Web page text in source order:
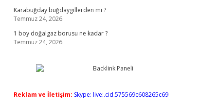
Karabuğday buğdaygillerden mi ?
Temmuz 24, 2026
1 boy doğalgaz borusu ne kadar ?
Temmuz 24, 2026
Reklam ve İletişim: Skype: live:.cid.575569c608265c69